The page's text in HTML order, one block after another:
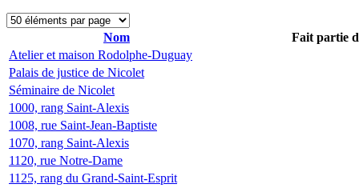
Nom
Fait partie
Atelier et maison Rodolphe-Duguay
Palais de justice de Nicolet
Séminaire de Nicolet
1000, rang Saint-Alexis
1008, rue Saint-Jean-Baptiste
1070, rang Saint-Alexis
1120, rue Notre-Dame
1125, rang du Grand-Saint-Esprit